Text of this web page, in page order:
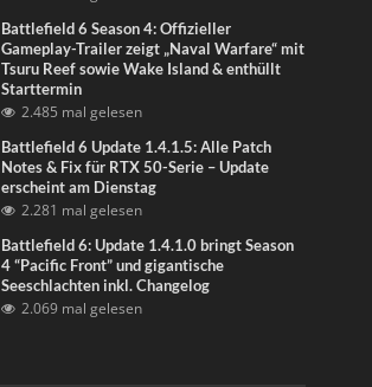
Battlefield 6 Season 4: Offizieller
Gameplay-Trailer zeigt „Naval Warfare“ mit
Tsuru Reef sowie Wake Island & enthüllt
Starttermin
2.485 mal gelesen
Battlefield 6 Update 1.4.1.5: Alle Patch
Notes & Fix für RTX 50-Serie – Update
erscheint am Dienstag
2.281 mal gelesen
Battlefield 6: Update 1.4.1.0 bringt Season
4 “Pacific Front” und gigantische
Seeschlachten inkl. Changelog
2.069 mal gelesen